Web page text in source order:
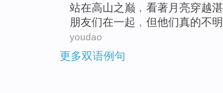
站在高山之巅﹐ 看著 月亮穿越
朋友们在一起﹐ 但他们真的不
youdao
更多双语例句